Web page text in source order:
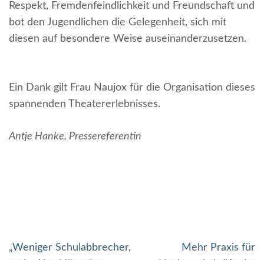
Respekt, Fremdenfeindlichkeit und Freundschaft und
bot den Jugendlichen die Gelegenheit, sich mit
diesen auf besondere Weise auseinanderzusetzen.
Ein Dank gilt Frau Naujox für die Organisation dieses
spannenden Theatererlebnisses.
Antje Hanke, Pressereferentin
Beitragsnavigation
„Weniger Schulabbrecher,
Mehr Praxis für